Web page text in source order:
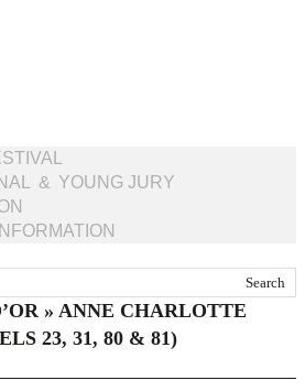
& YOUNG JURY
» ANNE CHARLOTTE
23, 31, 80 & 81)